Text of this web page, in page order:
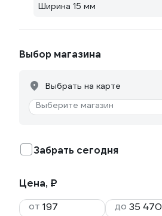
Ширина 15 мм
Выбор магазина
Выбрать на карте
Выберите магазин
Забрать сегодня
Цена, ₽
от
до